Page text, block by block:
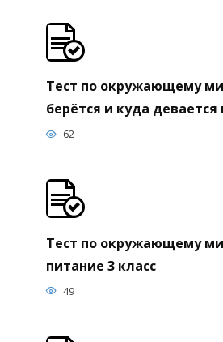
Тест по окружающему
берётся и куда девается
62
Тест по окружающему
питание 3 класс
49